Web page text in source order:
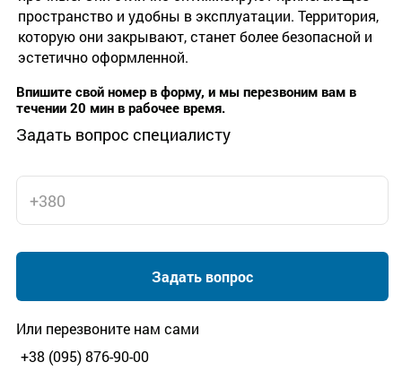
пространство и удобны в эксплуатации. Территория,
которую они закрывают, станет более безопасной и
эстетично оформленной.
Впишите свой номер в форму, и мы перезвоним вам в
течении 20 мин в рабочее время.
Задать вопрос специалисту
Или перезвоните нам сами
+38 (095) 876-90-00
Задать вопрос